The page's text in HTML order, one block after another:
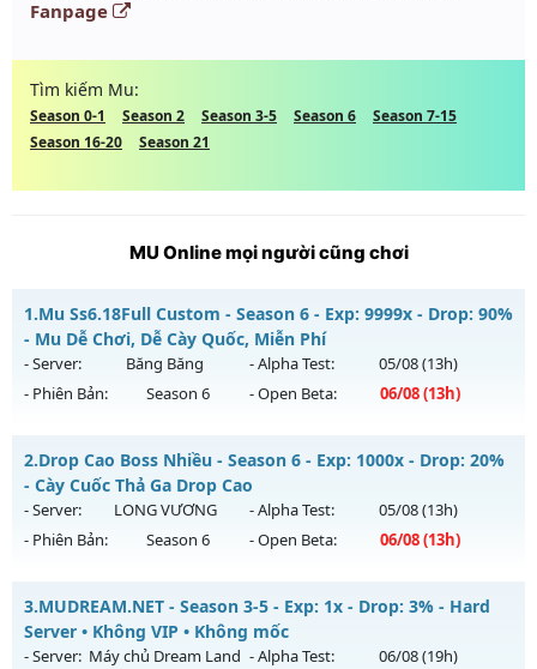
Fanpage
Tìm kiếm Mu:
Season 0-1 Season 2 Season 3-5 Season 6
Season 7-15
Season 16-20
Season 21
MU Online mọi người cũng chơi
1.Mu Ss6.18Full Custom - Season 6 - Exp: 9999x - Drop: 90%
- Mu Dễ Chơi, Dễ Cày Quốc, Miễn Phí
- Server: Băng Băng - Alpha Test: 05/08(13h)
- Phiên Bản:
Season 6 - Open Beta: 06/08(13h)
Mu Ss6.18Full Custom - Mu Dễ Chơi, Dễ Cày Quốc, Miễn Phí
Mu mới ra tháng 08 2026 - Mở máy chủ
ngày 06/08/2626
Exp: 9999x - Drop: 90%
Thể loại: Mu Custom thêm đồ mới
Antihack: Gold dragon
2.Drop Cao Boss Nhiều - Season 6 - Exp: 1000x - Drop: 20%
- Cày Cuốc Thả Ga Drop Cao
- Server: LONG VƯƠNG - Alpha Test: 05/08(13h)
- Phiên Bản:
Season 6 - Open Beta: 06/08(13h)
Mu mới ra tháng 08 2026 - Mở máy chủ
13h ngày 06/08/2626
3.MUDREAM.NET - Season 3-5 - Exp: 1x - Drop: 3% - Hard
Server • Không VIP • Không mốc
- Server: Máy chủ Dream Land - Alpha Test: 06/08(19h)